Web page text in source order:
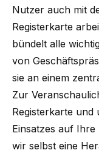
Nutzer auch mit
Registerkarte
bündelt alle
von
sie an einem
Zur
Registerkarte und
Einsatzes auf
wir selbst eine